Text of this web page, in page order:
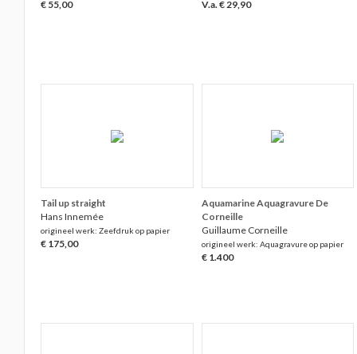
€ 55,00 V.a. € 29,90
Tail up straight
Hans Innemée
origineel werk: Zeefdruk op papier
€ 175,00
Aquamarine Aquagravure De
Corneille
Guillaume Corneille
origineel werk: Aquagravure op papier
€ 1.400